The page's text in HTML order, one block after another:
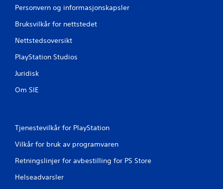
Personvern og informasjonskapsler
Bruksvilkår for nettstedet
Nettstedsoversikt
PlayStation Studios
Juridisk
Om SIE
Tjenestevilkår for PlayStation
Vilkår for bruk av programvaren
Retningslinjer for avbestilling for PS Store
Helseadvarsler